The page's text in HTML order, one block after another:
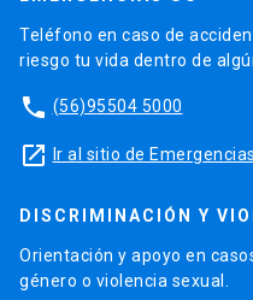
Teléfono en caso de
riesgo tu vida dentro de
phone (56)95504 5000
launch Ir al sitio de Emergencias
DISCRIMINACIÓN Y
Orientación y apoyo en
género o violencia sexual.